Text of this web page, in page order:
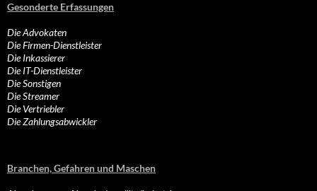
Gesonderte Erfassungen
Die Advokaten
Die Firmen-Dienstleister
Die Inkassierer
Die IT-Dienstleister
Die Sonstigen
Die Streamer
Die Vertriebler
Die Zahlungsabwickler
Branchen, Gefahren und Maschen